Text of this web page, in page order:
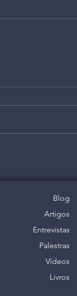
Blog
Artigos
Entrevistas
Palestras
Vídeos
Livros